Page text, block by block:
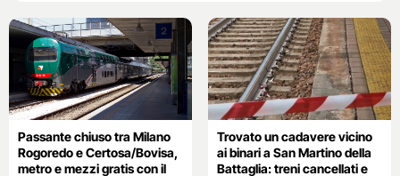
Passante chiuso tra Milano
Rogoredo e Certosa/Bovisa,
metro e mezzi gratis con il
Trovato un cadavere vicino
ai binari a San Martino della
Battaglia: treni cancellati e